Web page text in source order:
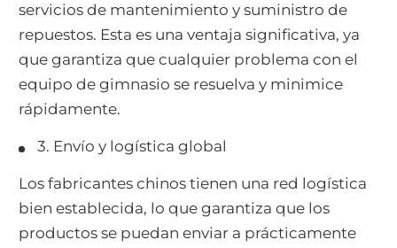
servicios de mantenimiento y suministro de
repuestos. Esta es una ventaja significativa, ya
que garantiza que cualquier problema con el
equipo de gimnasio se resuelva y minimice
rápidamente.
3. Envío y logística global
Los fabricantes chinos tienen una red logística
bien establecida, lo que garantiza que los
productos se puedan enviar a prácticamente